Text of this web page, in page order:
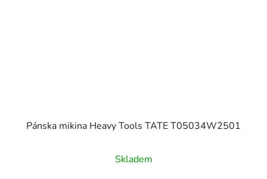
Pánska mikina Heavy Tools TATE T05034W2501
Skladem